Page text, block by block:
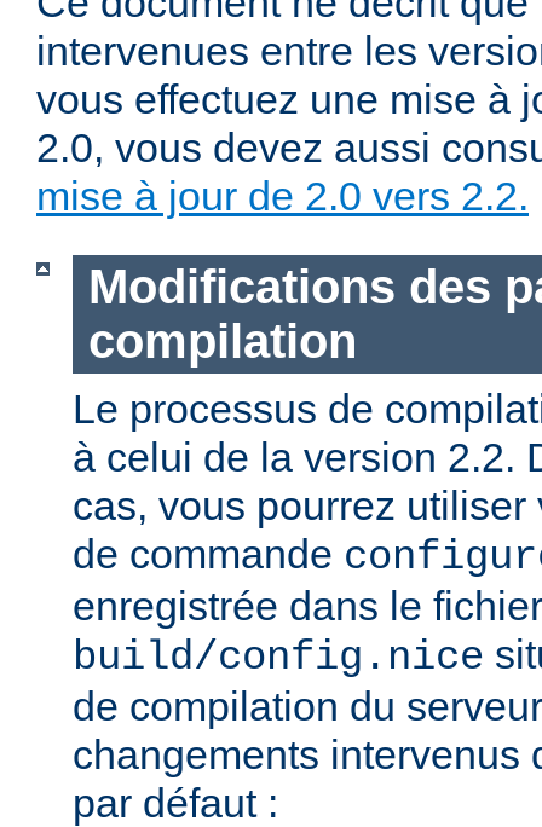
intervenues entre les
vous effectuez une mise à
2.0, vous devez aussi
mise à jour de 2.0 vers 2.2.
Modifications des
compilation
Le processus de
à celui de la version 2.2.
cas, vous pourrez
de commande
enregistrée dans le fichier
build/config.nice
de compilation du
changements intervenus
par défaut :